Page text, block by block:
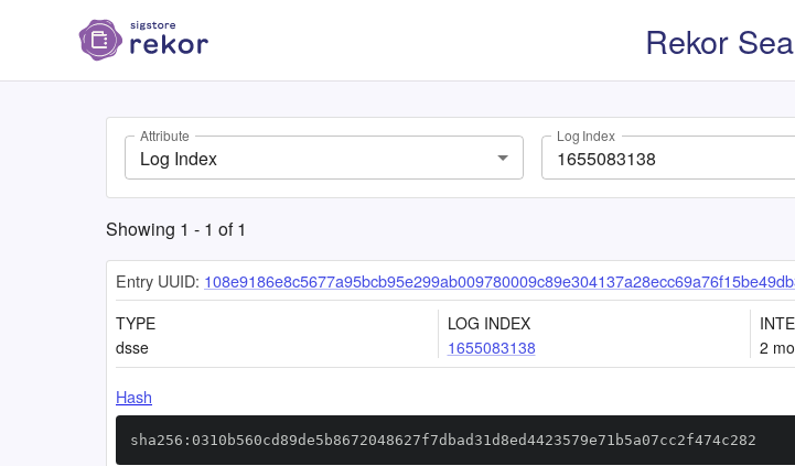
Rekor
Attribute
Log Index
Log Index
Showing 1 - 1 of1
Entry UUID:
TYPE
dsse
LOG INDEX
1655083138
2
Hash
sha256:0310b560cd89de5b8672048627f7dbad31d8ed4423579e71b5a07cc2f474c282